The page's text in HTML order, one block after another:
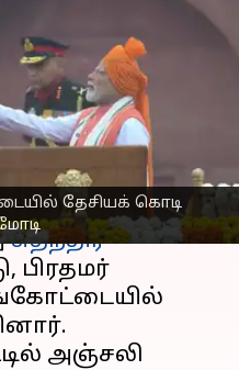
தேசியக் கொடி
ஏற்றினார்
மோடி
15, 2025 07:38 am
சுதந்திர
பிரதமர்
அஞ்சலி